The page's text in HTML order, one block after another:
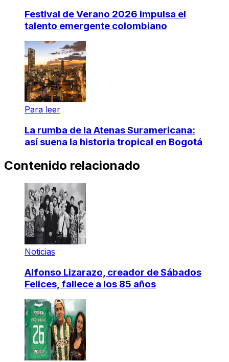
Festival de Verano 2026 impulsa el
talento emergente colombiano
Para leer
La rumba de la Atenas Suramericana:
así suena la historia tropical en Bogotá
Contenido relacionado
Noticias
Alfonso Lizarazo, creador de Sábados
Felices, fallece a los 85 años